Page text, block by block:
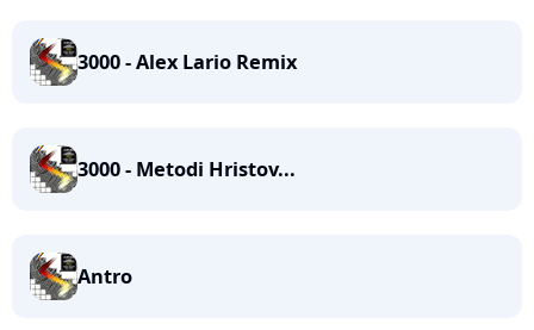
3000 - Alex Lario Remix
3000 - Metodi Hristov...
Antro